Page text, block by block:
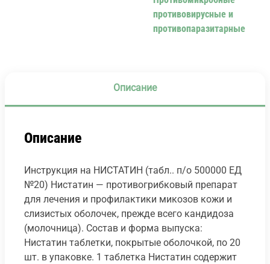
противовирусные и
противопаразитарные
Описание
Описание
Инструкция на НИСТАТИН (табл.. п/о 500000 ЕД
№20) Нистатин — противогрибковый препарат
для лечения и профилактики микозов кожи и
слизистых оболочек, прежде всего кандидоза
(молочница). Состав и форма выпуска:
Нистатин таблетки, покрытые оболочкой, по 20
шт. в упаковке. 1 таблетка Нистатин содержит